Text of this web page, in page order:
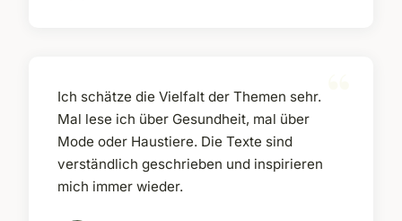
Ich schätze die Vielfalt der Themen sehr.
Mal lese ich über Gesundheit, mal über
Mode oder Haustiere. Die Texte sind
verständlich geschrieben und inspirieren
mich immer wieder.